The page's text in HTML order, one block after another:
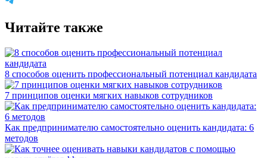
Читайте также
8 способов оценить профессиональный потенциал кандидата
7 принципов оценки мягких навыков сотрудников
Как предпринимателю самостоятельно оценить кандидата: 6
методов